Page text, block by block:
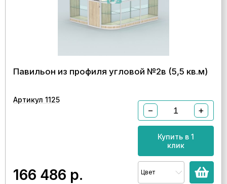
Павильон из профиля угловой №2в (5,5 кв.м)
Артикул 1125
166 486 р.
− +
Купить в 1
клик
Цвет